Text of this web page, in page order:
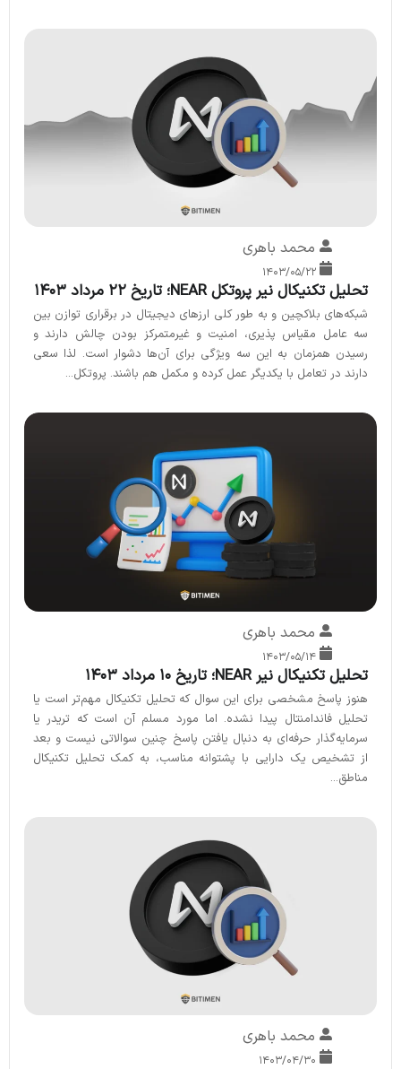
محمد باهری
۱۴۰۳/۰۵/۲۲
تحلیل تکنیکال نیر پروتکل NEAR؛ تاریخ ۲۲ مرداد ۱۴۰۳
شبکه‌های بلاکچین و به طور کلی ارزهای دیجیتال در برقراری توازن بین
سه عامل مقیاس پذیری، امنیت و غیرمتمرکز بودن چالش دارند و
رسیدن همزمان به این سه ویژگی برای آن‌ها دشوار است. لذا سعی
دارند در تعامل با یکدیگر عمل کرده و مکمل هم باشند. پروتکل...
محمد باهری
۱۴۰۳/۰۵/۱۴
تحلیل تکنیکال نیر NEAR؛ تاریخ ۱۰ مرداد ۱۴۰۳
هنوز پاسخ مشخصی برای این سوال که تحلیل تکنیکال مهم‌تر است یا
تحلیل فاندامنتال پیدا نشده. اما مورد مسلم آن است که تریدر یا
سرمایه‌گذار حرفه‌ای به دنبال یافتن پاسخ چنین سوالاتی نیست و بعد
از تشخیص یک دارایی با پشتوانه مناسب، به کمک تحلیل تکنیکال
مناطق...
محمد باهری
۱۴۰۳/۰۴/۳۰